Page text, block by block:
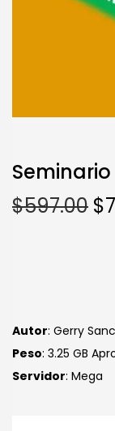
$597.00 $
Autor: Gerry
Peso: 3.25 GB
Servidor: Mega